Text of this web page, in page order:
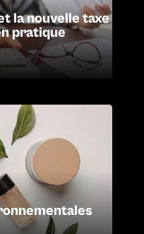
la nouvelle taxe
pratique